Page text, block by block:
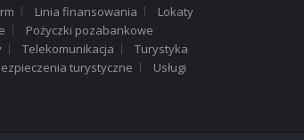
Linia finansowania
Lokaty
Pożyczki pozabankowe
Telekomunikacja
Turystyka
turystyczne
Usługi